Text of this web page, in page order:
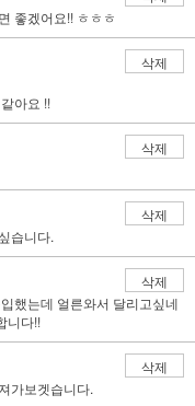
좋겠어요!! ㅎㅎㅎ
삭제
아요 !!
삭제
삭제
습니다.
삭제
했는데 얼른와서 달리고싶네
니다!!
삭제
가보겟습니다.